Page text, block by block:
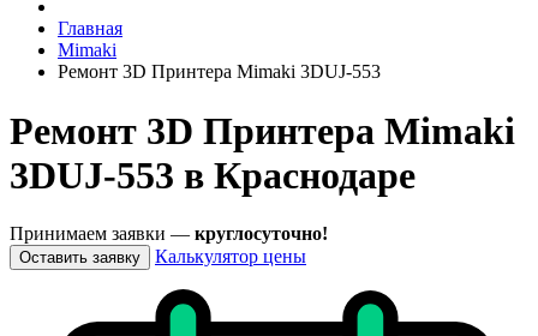
Главная
Mimaki
Ремонт 3D Принтера Mimaki 3DUJ-553
Ремонт 3D Принтера Mimaki
3DUJ-553 в Краснодаре
Принимаем заявки — круглосуточно!
Оставить заявку Калькулятор цены